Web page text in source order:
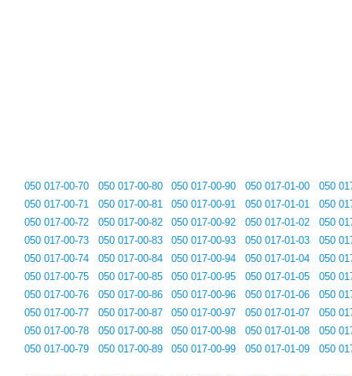
050 017-00-70
050 017-00-71
050 017-00-72
050 017-00-73
050 017-00-74
050 017-00-75
050 017-00-76
050 017-00-77
050 017-00-78
050 017-00-79
050 017-00-80
050 017-00-81
050 017-00-82
050 017-00-83
050 017-00-84
050 017-00-85
050 017-00-86
050 017-00-87
050 017-00-88
050 017-00-89
050 017-00-90
050 017-00-91
050 017-00-92
050 017-00-93
050 017-00-94
050 017-00-95
050 017-00-96
050 017-00-97
050 017-00-98
050 017-00-99
050 017-01-00
050 017-01-01
050 017-01-02
050 017-01-03
050 017-01-04
050 017-01-05
050 017-01-06
050 017-01-07
050 017-01-08
050 017-01-09
050
050
050
050
050
050
050
050
050
050